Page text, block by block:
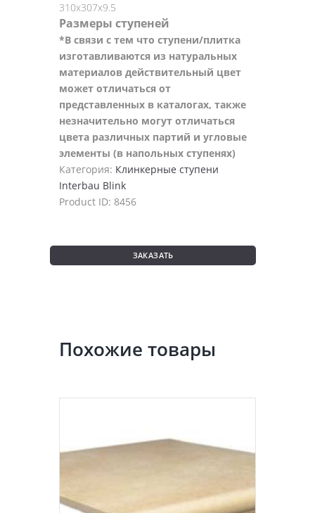
310х307х9.5
Размеры ступеней
*В связи с тем что ступени/плитка
изготавливаются из натуральных
материалов действительный цвет
может отличаться от
представленных в каталогах, также
незначительно могут отличаться
цвета различных партий и угловые
элементы (в напольных ступенях)
Категория: Клинкерные ступени
Interbau Blink
Product ID: 8456
ЗАКАЗАТЬ
Похожие товары